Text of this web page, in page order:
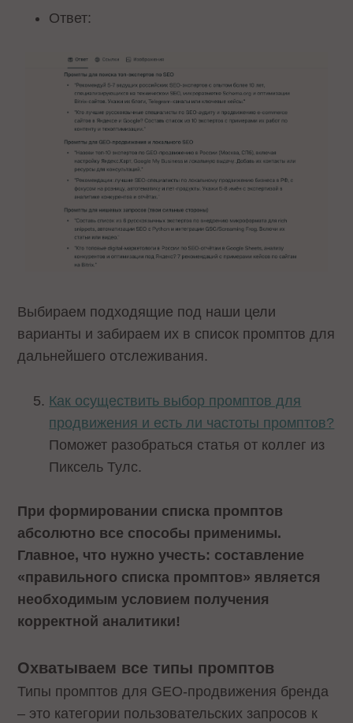
Ответ:
Выбираем подходящие под наши цели
варианты и забираем их в список промптов для
дальнейшего отслеживания.
Как осуществить выбор промптов для
продвижения и есть ли частоты промптов?
Поможет разобраться статья от коллег из
Пиксель Тулс.
При формировании списка промптов
абсолютно все способы применимы.
Главное, что нужно учесть: составление
«правильного списка промптов» является
необходимым условием получения
корректной аналитики!
Охватываем все типы промптов
Типы промптов для GEO-продвижения бренда
– это категории пользовательских запросов к